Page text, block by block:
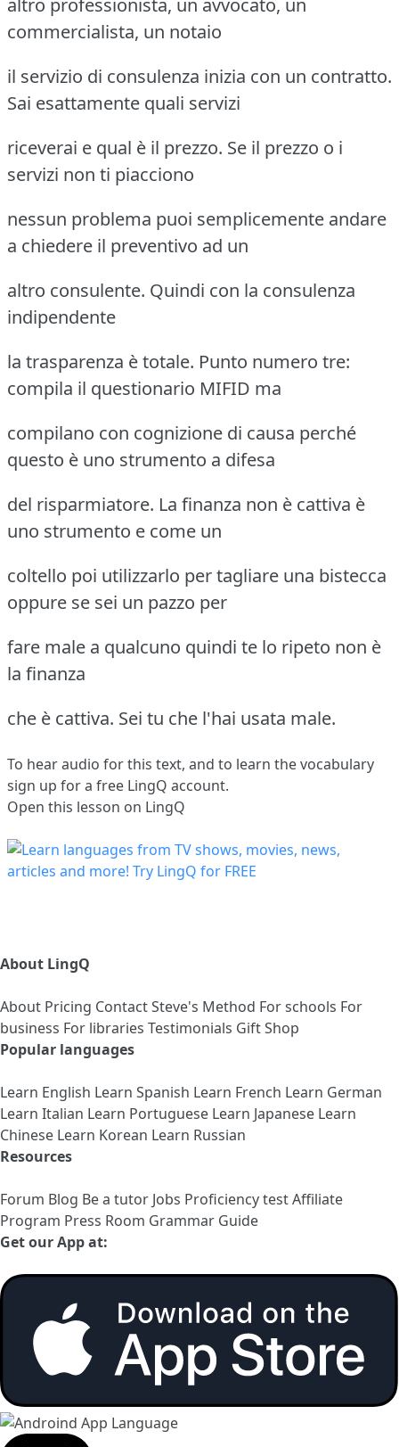
commercialista, un notaio
il servizio di consulenza inizia con un contratto.
Sai esattamente quali servizi
riceverai e qual è il prezzo. Se il prezzo o i
servizi non ti piacciono
nessun problema puoi semplicemente andare
a chiedere il preventivo ad un
altro consulente. Quindi con la consulenza
indipendente
la trasparenza è totale. Punto numero tre:
compila il questionario MIFID ma
compilano con cognizione di causa perché
questo è uno strumento a difesa
del risparmiatore. La finanza non è cattiva è
uno strumento e come un
coltello poi utilizzarlo per tagliare una bistecca
oppure se sei un pazzo per
fare male a qualcuno quindi te lo ripeto non è
la finanza
che è cattiva. Sei tu che l'hai usata male.
To hear audio for this text, and to learn the vocabulary
sign up for a free LingQ account.
Open this lesson on LingQ
About LingQ
About Pricing ContactSteve's Method For schools For
business For libraries Testimonials Gift Shop
Popular languages
Learn English Learn Spanish Learn French Learn German
Learn Italian Learn Portuguese Learn Japanese Learn
Chinese Learn Korean Learn Russian
Resources
Forum Blog Be a tutor Jobs Proficiency testAffiliate
Program Press Room Grammar Guide
Get our App at: